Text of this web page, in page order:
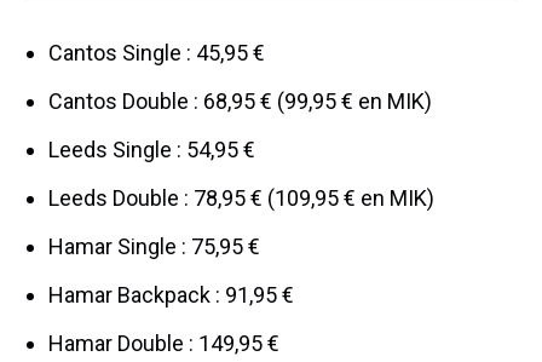
Cantos Single : 45,95 €
Cantos Double : 68,95 € (99,95 € en MIK)
Leeds Single : 54,95 €
Leeds Double : 78,95 € (109,95 € en MIK)
Hamar Single : 75,95 €
Hamar Backpack : 91,95 €
Hamar Double : 149,95 €